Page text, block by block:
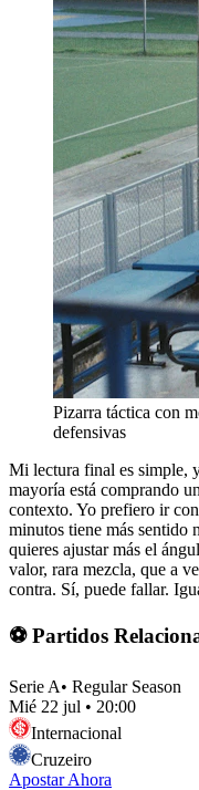
Pizarra táctica con
defensivas
Mi lectura final es simple,
mayoría está comprando
contexto. Yo prefiero ir
minutos tiene más sentido
quieres ajustar más el
valor, rara mezcla, que a
contra. Sí, puede fallar.
⚽ Partidos
Serie A• Regular Season
Mié 22 jul • 20:00
Internacional
Cruzeiro
Apostar Ahora